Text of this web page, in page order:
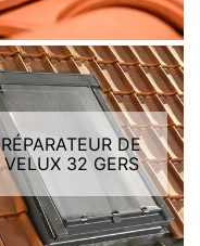
RÉPARATEUR DE
VELUX 32 GERS